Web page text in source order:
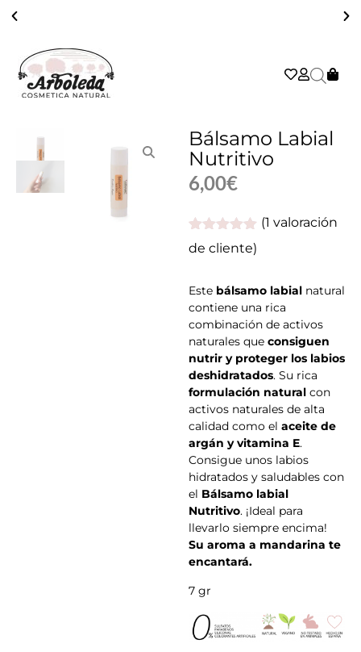
COSMÉTICA NATURAL, ARTESANA, VEGANA, SOSTENIBLE Y EFICAZ
Bálsamo Labial
Nutritivo
6,00€
Valorado
con5.00 de
de un
cliente
(1 valoración
de cliente)
Este bálsamo labial natural
contiene una rica
combinación de activos
naturales que consiguen
nutrir y proteger los labios
deshidratados. Su rica
formulación natural con
activos naturales de alta
calidad como el aceite de
argán y vitamina E.
Consigue unos labios
hidratados y saludables con
el Bálsamo labial
Nutritivo. ¡Ideal para
llevarlo siempre encima!
Su aroma a mandarina te
encantará.
7 gr